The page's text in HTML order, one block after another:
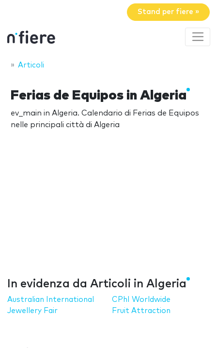
Stand per fiere »
Articoli
Ferias de Equipos in Algeria
ev_main in Algeria. Calendario di Ferias de Equipos
nelle principali città di Algeria
In evidenza da Articoli in Algeria
Australian International
Jewellery Fair
CPhI Worldwide
Fruit Attraction